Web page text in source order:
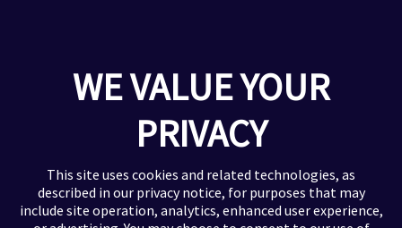
Urologie
Zusätzliche Informationen
Datenschutzerklärung
Nutzungsbedingungen
WE VALUE YOUR
PRIVACY
This site uses cookies and related technologies, as
described in our privacy notice, for purposes that may
include site operation, analytics, enhanced user experience,